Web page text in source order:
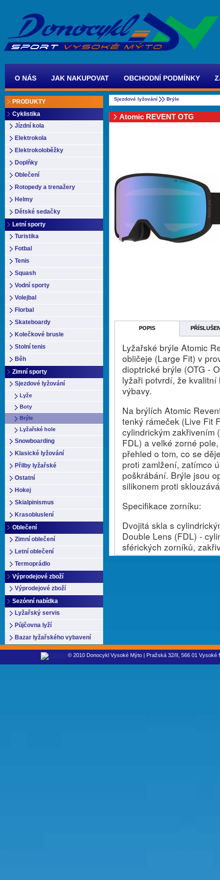
O NÁS JAK NAKUPOVAT OBCHODNÍ PODMÍNKY
PRODUKTY
Cyklistika
Jízdní kola
Elektrokola
Elektrokoloběžky
Doplňky
Oblečení
Rotopedy a trenažery
Helmy
Dětské sedačky
Letní sporty
Turistika
Fotbal
Tenis
Squash
Vodní sporty
Volejbal
Florbal
Skateboardy
Kolečkové brusle
Stolní tenis
Běh
Zimní sporty
Sjezdové lyžování
Lyže
Boty
Brýle
Lyžařské hole
Snowboarding
Klasické lyžování
Přilby lyžařské
Ostatní
Hokej
Skialpinismus
Krasobluslení
Oblečení
Zimní oblečení
Letní oblečení
Termoprádlo
Výprodejové zboží
Výprodejové zboží
Sezónní nabídka
Lyžařský servis
Půjčovna lyží
Bazar lyžařského vybavení
Sjezdové lyžování Brýle
Atomic REVENT OTG
POPIS
Lyžařské brýle Atomic
obličeje (Large Fit) v
dioptrické brýle (OTG -
lyžaři potvrdí, že
výbavy.
Na brýlích Atomic
tenký rámeček (Live Fit
cylindrickým zakřivením
FDL) a velké zorné
přehled o tom, co se
proti zamlžení, zatímco
poškrábání. Brýle jsou
silikonem proti
Specifikace zorníku:
Dvojitá skla s
Double Lens (FDL) -
sférických zorníků,
© 2010 Donocykl Vysoké Mýto | Pražská 32/II, 566 01 Vysoké